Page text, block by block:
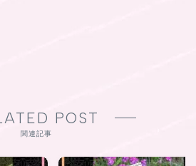
POST
関連記事